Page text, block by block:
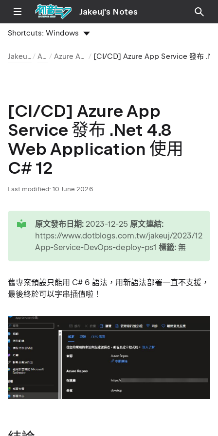
Jakeuj's Notes
Shortcuts:Windows
Jakeuj 筆記本 Azure Azure App Service
[CI/CD] Azure App
Service 發布 .Net 4.8
Web Application 使用
C# 12
Last modified: 10 June 2026
原文發布日期: 2023-12-25 原文連結:
https://www.dotblogs.com.tw/jakeuj/2023/12/
App-Service-DevOps-deploy-ps1 標籤:無
舊專案預設只能用 C# 6 語法，用新語法部署一直不支援，
最後終於可以字串插值啦！